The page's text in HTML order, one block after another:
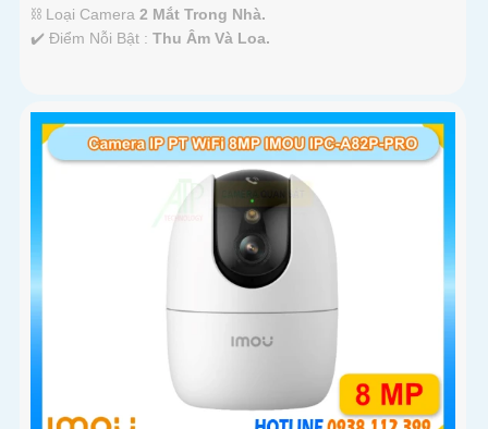
⛓ Loại Camera 2 Mắt Trong Nhà.
️✔️ Điểm Nỗi Bật : Thu Âm Và Loa.